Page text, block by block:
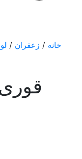
خانه / زعفران /